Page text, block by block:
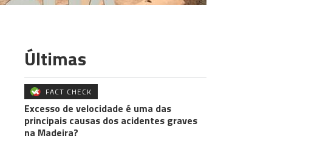
Últimas
FACT CHECK
Excesso de velocidade é uma das
principais causas dos acidentes graves
na Madeira?